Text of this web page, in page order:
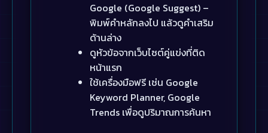
Google (Google Suggest) –
พิมพ์คำหลักลงไป แล้วดูคำเสริม
ด้านล่าง
ดูหัวข้อจากเว็บไซต์คู่แข่งที่ติด
หน้าแรก
ใช้เครื่องมือฟรี เช่น Google
Keyword Planner, Google
Trends เพื่อดูปริมาณการค้นหา